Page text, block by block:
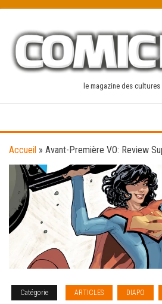
content
le magazine des cultures
Accueil » Avant-Première VO: Review
Catégorie ARTICLES DIAPO